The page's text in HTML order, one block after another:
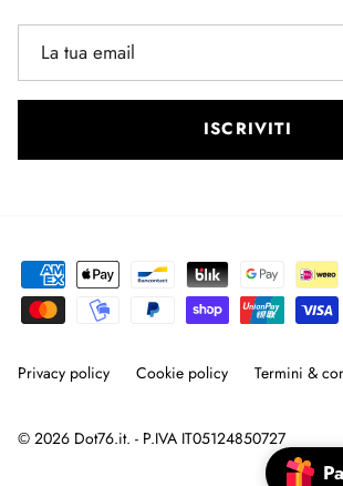
ISCRIVITI
Privacy policy Cookie policy Termini &
© 2026 Dot76.it. - P.IVA IT05124850727